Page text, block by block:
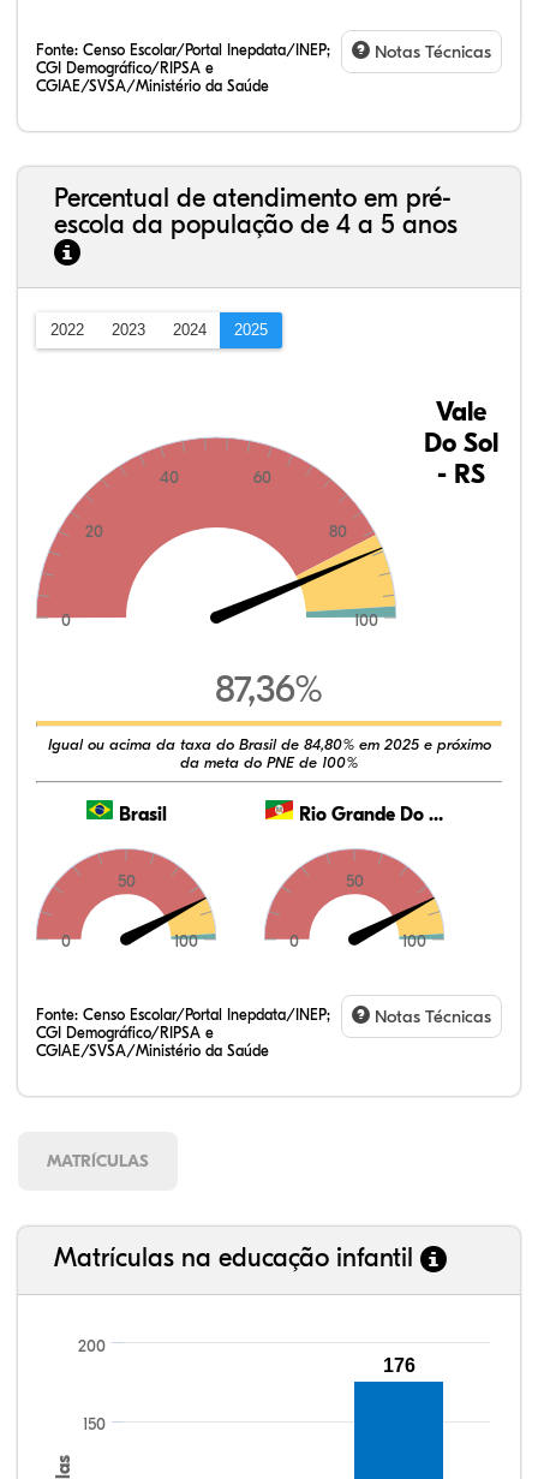
Fonte: Censo Escolar/Portal Inepdata/INEP;
CGI Demográfico/RIPSA e
CGIAE/SVSA/Ministério da Saúde
Notas Técnicas
Percentual de atendimento em pré-
escola da população de 4 a 5 anos
2022 2023 2024 2025
0
20
40 60
80
100
Vale
Do Sol
- RS
87,36%
Igual ou acima da taxa do Brasil de 84,80% em 2025 e próximo
da meta do PNE de 100%
Brasil
0
50
100
Rio Grande Do Sul
0
50
100
Fonte: Censo Escolar/Portal Inepdata/INEP;
CGI Demográfico/RIPSA e
CGIAE/SVSA/Ministério da Saúde
Notas Técnicas
MATRÍCULAS
Matrículas na educação infantil
150
200
176